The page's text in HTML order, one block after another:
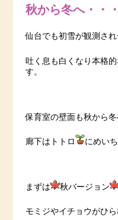
秋から冬へ・・・
仙台でも初雪が観測さ
吐く息も白くなり本格
す。
保育室の壁面も秋から
廊下はトトロ にめい
まずは 秋バージョン
モミジやイチョウがひ